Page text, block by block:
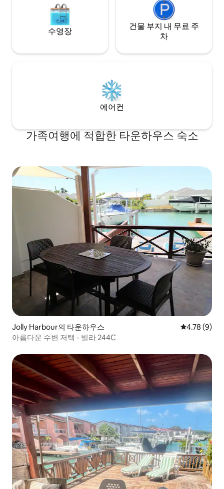
수영장
건물 부지 내 무료 주
차
에어컨
가족여행에 적합한 타운하우스 숙소
Jolly Harbour의 타운하우스 평점 4.78점
4.78 (9)
아름다운 수변 저택 - 빌라 244C